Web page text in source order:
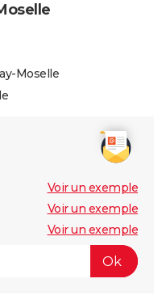
Moselle
Voir un exemple
Voir un exemple
Voir un exemple